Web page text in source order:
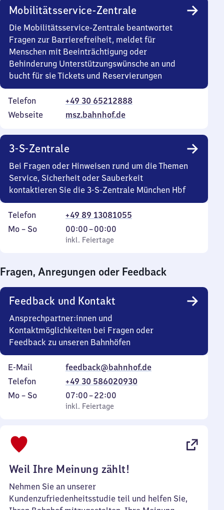
Mobilitätsservice-Zentrale
Die Mobilitätsservice-Zentrale beantwortet
Fragen zur Barrierefreiheit, meldet für
Menschen mit Beeinträchtigung oder
Behinderung Unterstützungswünsche an und
bucht für sie Tickets und Reservierungen
Telefon
+49 30 65212888
Webseite
msz.bahnhof.de
3-S-Zentrale
Bei Fragen oder Hinweisen rund um die Themen
Service, Sicherheit oder Sauberkeit
kontaktieren Sie die 3-S-Zentrale München Hbf
Telefon
+49 89 13081055
Montag
Mo – So,
inkl. Feiertage
00:00–00:00
Von
0
0
Uhr
inkl. Feiertage
Fragen, Anregungen oder Feedback
Feedback und Kontakt
Ansprechpartner:innen und
Kontaktmöglichkeiten bei Fragen oder
Feedback zu unseren Bahnhöfen
E-Mail
feedback@bahnhof.de
Telefon
+49 30 586020930
Montag
Mo – So,
inkl. Feiertage
07:00–22:00
Von
7
inkl. Feiertage
Weil Ihre Meinung zählt!
Nehmen Sie an unserer
Kundenzufriedenheitsstudie teil und helfen Sie,